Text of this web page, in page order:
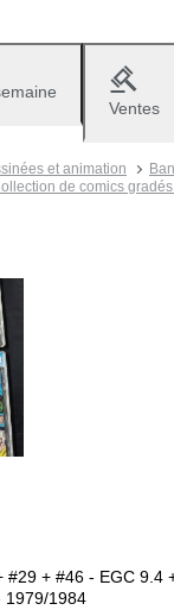
Ventes
et animation
de comics
#29 + #46 - EGC 9.4
1979/1984